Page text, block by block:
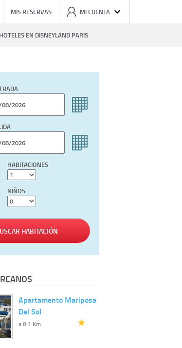
MIS RESERVAS MI CUENTA
HOTELES EN DISNEYLAND PARIS
HABITACIONES
NIÑOS
HABITACIÓN
Apartamento Mariposa
Del Sol
a 0.1 Km